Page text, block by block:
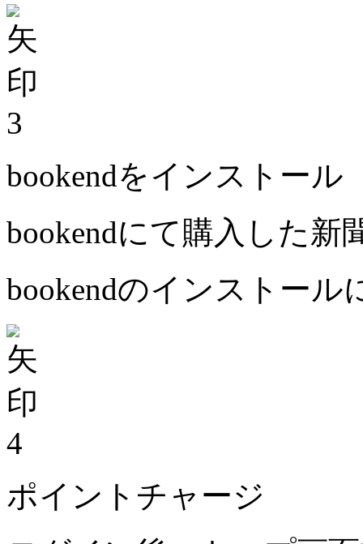
3
bookendをインストール
bookendにて購入した新
bookendのインストール
4
ポイントチャージ